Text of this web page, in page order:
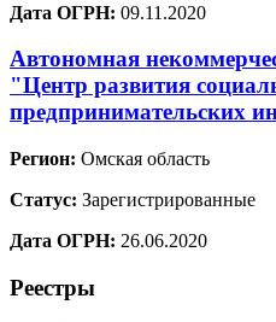
Дата ОГРН: 09.11.2020
Автономная
"Центр развития
предпринимательских
Регион: Омская область
Статус: Зарегистрированные
Дата ОГРН: 26.06.2020
Реестры